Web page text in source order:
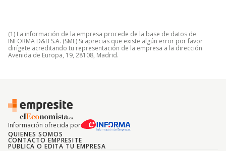
(1) La información de la empresa procede de la base de datos de
INFORMA D&B S.A. (SME) Si aprecias que existe algún error por favor
dirígete acreditando tu representación de la empresa a la dirección
Avenida de Europa, 19, 28108, Madrid.
Información ofrecida por
QUIENES SOMOS
CONTACTO EMPRESITE
PUBLICA O EDITA TU EMPRESA